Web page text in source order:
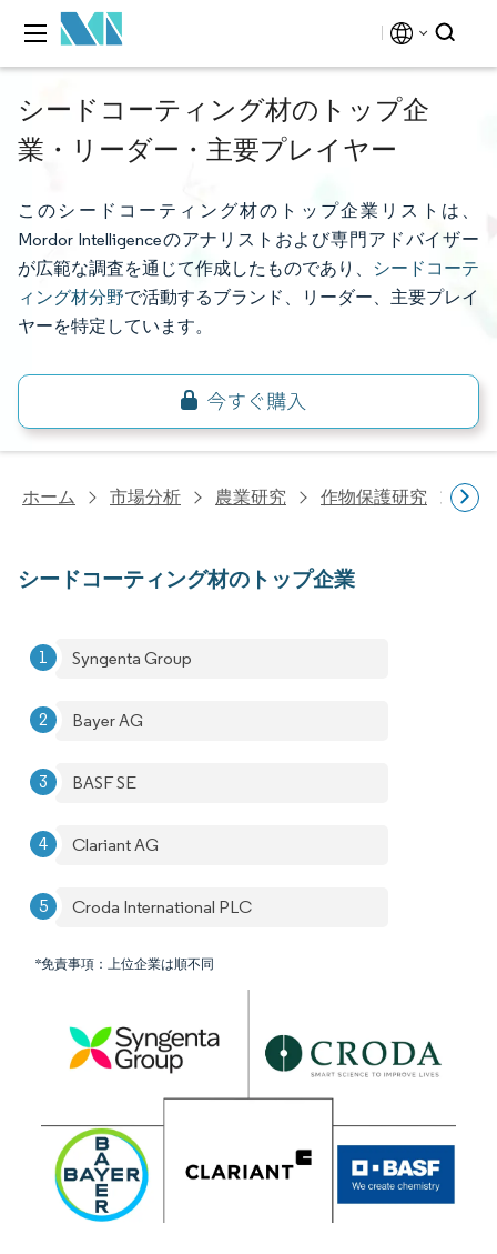
シードコーティング材のトップ企
業・リーダー・主要プレイヤー
このシードコーティング材のトップ企業リストは、
Mordor Intelligenceのアナリストおよび専門アドバイザー
が広範な調査を通じて作成したものであり、
シードコーテ
ィング材分野で活動するブランド、リーダー、主要プレイ
ヤーを特定しています。
ホーム 市場分析 農業研究 作物保護研究 種
シードコーティング材のトップ企業
Syngenta Group
Bayer AG
BASF SE
Clariant AG
Croda International PLC
*免責事項：上位企業は順不同